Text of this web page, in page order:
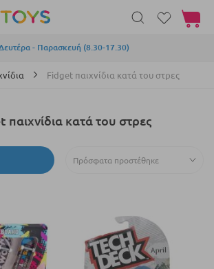
- Παρασκευή (8.30-17.30)
Το
Fidget παιχνίδια κατά του στρες
παιχνίδια κατά του στρες